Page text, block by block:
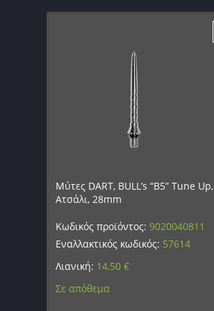
Μύτες DART, BULL’s “B5” Tune Up,
Ατσάλι, 28mm
Κωδικός προϊόντος:9020040811
Εναλλακτικός κωδικός: 57614
Λιανική: 14,50€
Σε απόθεμα